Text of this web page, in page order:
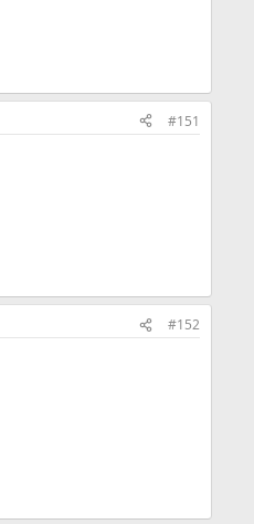
#151
#152